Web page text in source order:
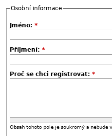
Osobní informace
Jméno: *
Příjmení: *
Proč se chci registrovat: *
Obsah tohoto pole je soukromý a nebude